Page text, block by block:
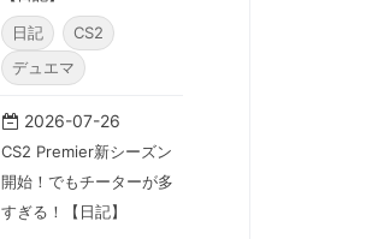
日記
CS2
デュエマ
2026-07-26
CS2 Premier新シーズン
開始！でもチーターが多
すぎる！【日記】